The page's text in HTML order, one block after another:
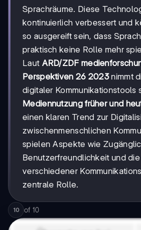
Sprachräume. Diese
kontinuierlich verbessert und
so ausgereift sein, dass
praktisch keine Rolle mehr
Laut ARD/ZDF
Perspektiven 26 2023 nimmt
digitaler Kommunikationstools
Mediennutzung früher und
einen klaren Trend zur
zwischenmenschlichen
spielen Aspekte wie
Benutzerfreundlichkeit und
verschiedener
zentrale Rolle.
10 of 10